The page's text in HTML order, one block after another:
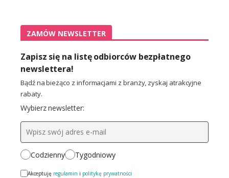
ZAMÓW NEWSLETTER
Zapisz się na listę odbiorców bezpłatnego
newslettera!
Bądź na bieżąco z informacjami z branży, zyskaj atrakcyjne
rabaty.
Wybierz newsletter:
Codzienny Tygodniowy
Akceptuję regulamin i politykę prywatności